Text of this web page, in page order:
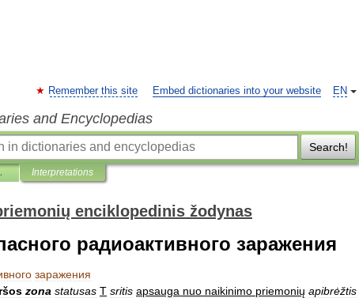
EN
Remember this site Embed dictionaries into your website
and Encyclopedias
Search!
žodynas Interpretations
enciklopedinis žodynas
радиоактивного заражения
заражения
zona statusas T sritis apsauga nuo naikinimo priemonių apibrėžtis